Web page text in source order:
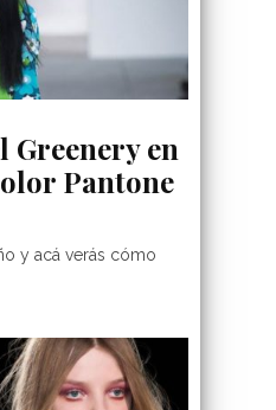
Greenery en
Pantone
y acá verás cómo